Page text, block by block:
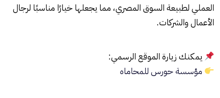
العملي لطبيعة السوق المصري، مما يجعلها خيارًا مناسبًا لرجال
الأعمال والشركات.
يمكنك زيارة الموقع الرسمي:
مؤسسة حورس للمحاماه